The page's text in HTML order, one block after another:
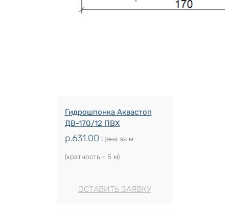
Гидрошпонка Аквастоп
ДВ-170/12 ПВХ
р.631.00 Цена за м.
(кратность - 5 м)
ОСТАВИТЬ ЗАЯВКУ